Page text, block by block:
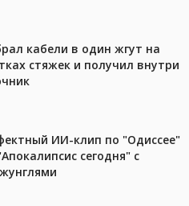
кабели в один жгут на
стяжек и получил внутри
ИИ-клип по "Одиссее"
сегодня" с